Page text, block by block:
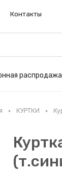
Контакты
распродажа
КУРТКИ